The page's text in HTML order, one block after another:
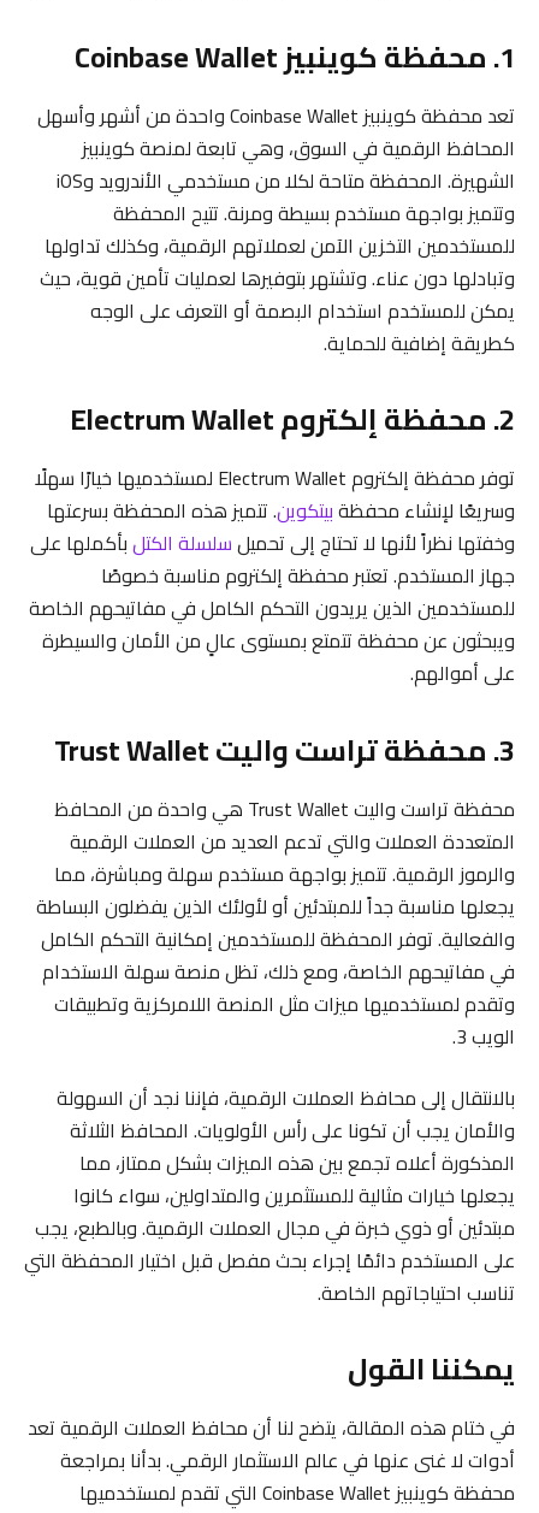
1. محفظة كوينبيز Coinbase Wallet
تعد محفظة كوينبيز Coinbase Wallet واحدة من أشهر وأسهل
المحافظ الرقمية في السوق، وهي تابعة لمنصة كوينبيز
الشهيرة. المحفظة متاحة لكلا من مستخدمي الأندرويد وiOS
وتتميز بواجهة مستخدم بسيطة ومرنة. تتيح المحفظة
للمستخدمين التخزين الآمن لعملاتهم الرقمية، وكذلك تداولها
وتبادلها دون عناء. وتشتهر بتوفيرها لعمليات تأمين قوية، حيث
يمكن للمستخدم استخدام البصمة أو التعرف على الوجه
كطريقة إضافية للحماية.
2. محفظة إلكتروم Electrum Wallet
توفر محفظة إلكتروم Electrum Wallet لمستخدميها خيارًا سهلًا
وسريعًا لإنشاء محفظةبيتكوين. تتميز هذه المحفظة بسرعتها
وخفتها نظراً لأنها لا تحتاج إلى تحميلسلسلة الكتلبأكملها على
جهاز المستخدم. تعتبر محفظة إلكتروم مناسبة خصوصًا
للمستخدمين الذين يريدون التحكم الكامل في مفاتيحهم الخاصة
ويبحثون عن محفظة تتمتع بمستوى عالٍ من الأمان والسيطرة
على أموالهم.
3. محفظة تراست واليت Trust Wallet
محفظة تراست واليت Trust Wallet هي واحدة من المحافظ
المتعددة العملات والتي تدعم العديد من العملات الرقمية
والرموز الرقمية. تتميز بواجهة مستخدم سهلة ومباشرة، مما
يجعلها مناسبة جداً للمبتدئين أو لأولئك الذين يفضلون البساطة
والفعالية. توفر المحفظة للمستخدمين إمكانية التحكم الكامل
في مفاتيحهم الخاصة، ومع ذلك، تظل منصة سهلة الاستخدام
وتقدم لمستخدميها ميزات مثل المنصة اللامركزية وتطبيقات
الويب 3.
بالانتقال إلى محافظ العملات الرقمية، فإننا نجد أن السهولة
والأمان يجب أن تكونا على رأس الأولويات. المحافظ الثلاثة
المذكورة أعلاه تجمع بين هذه الميزات بشكل ممتاز، مما
يجعلها خيارات مثالية للمستثمرين والمتداولين، سواء كانوا
مبتدئين أو ذوي خبرة في مجال العملات الرقمية. وبالطبع، يجب
على المستخدم دائمًا إجراء بحث مفصل قبل اختيار المحفظة التي
تناسب احتياجاتهم الخاصة.
يمكننا القول
في ختام هذه المقالة، يتضح لنا أن محافظ العملات الرقمية تعد
أدوات لا غنى عنها في عالم الاستثمار الرقمي. بدأنا بمراجعة
محفظة كوينبيز Coinbase Wallet التي تقدم لمستخدميها